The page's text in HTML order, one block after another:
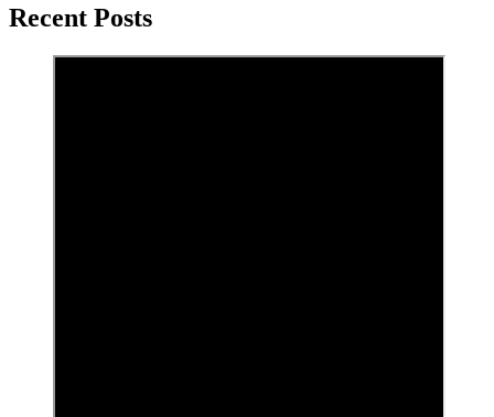
Recent Posts